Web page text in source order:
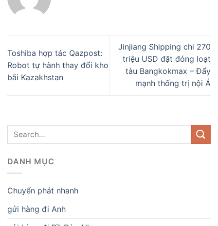
Toshiba hợp tác Qazpost:
Robot tự hành thay đổi kho
bãi Kazakhstan
Jinjiang Shipping chi 270
triệu USD đặt đóng loạt
tàu Bangkokmax – Đẩy
mạnh thống trị nội Á
DANH MỤC
Chuyển phát nhanh
gửi hàng đi Anh